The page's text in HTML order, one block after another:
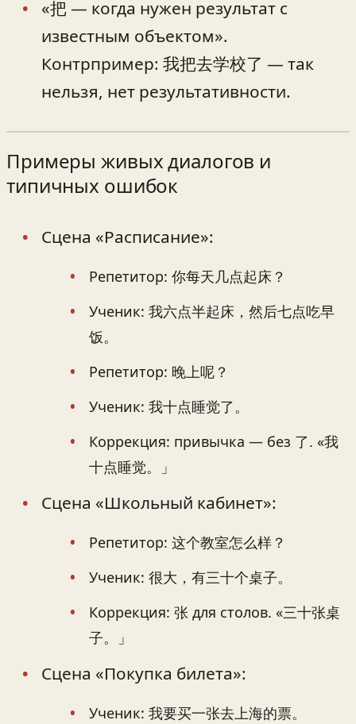
«把 — когда нужен результат с
известным объектом».
Контрпример: 我把去学校了 — так
нельзя, нет результативности.
Примеры живых диалогов и
типичных ошибок
Сцена «Расписание»:
Репетитор: 你每天几点起床？
Ученик: 我六点半起床，然后七点吃早
饭。
Репетитор: 晚上呢？
Ученик: 我十点睡觉了。
Коррекция: привычка — без 了. «我
十点睡觉。」
Сцена «Школьный кабинет»:
Репетитор: 这个教室怎么样？
Ученик: 很大，有三十个桌子。
Коррекция: 张 для столов. «三十张桌
子。」
Сцена «Покупка билета»:
Ученик: 我要买一张去上海的票。